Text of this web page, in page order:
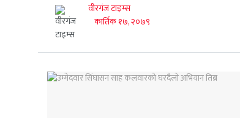
वीरगंज टाइम्स
कार्तिक १७, २०७९